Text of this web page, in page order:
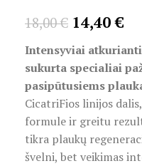
18,00€ 14,40€
Intensyviai
sukurta specialiai
pasipūtusiems
CicatriFios linijos
formule ir greitu
tikra plaukų
švelni, bet veikimas